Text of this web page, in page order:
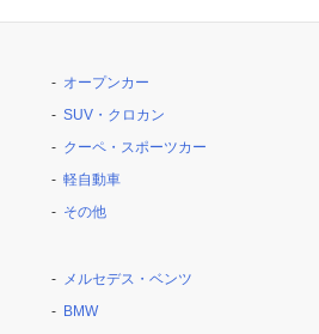
オープンカー
SUV・クロカン
クーペ・スポーツカー
軽自動車
その他
メルセデス・ベンツ
BMW